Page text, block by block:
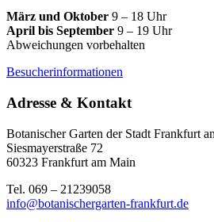
März und Oktober 9 – 18 Uhr
April bis September 9 – 19 Uhr
Abweichungen vorbehalten
Besucherinformationen
Adresse & Kontakt
Botanischer Garten der Stadt Frankfurt
Siesmayerstraße 72
60323 Frankfurt am Main
Tel. 069 – 21239058
info@botanischergarten-frankfurt.de